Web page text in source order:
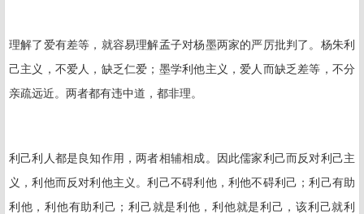
理解了爱有差等，就容易理解孟子对杨墨两家的严厉批判了。杨朱利
己主义，不爱人，缺乏仁爱；墨学利他主义，爱人而缺乏差等，不分
亲疏远近。两者都有违中道，都非理。
利己利人都是良知作用，两者相辅相成。因此儒家利己而反对利己主
义，利他而反对利他主义。利己不碍利他，利他不碍利己；利己有助
利他，利他有助利己；利己就是利他，利他就是利己，该利己就利